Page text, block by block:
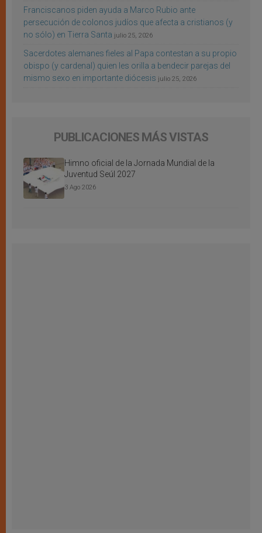
Franciscanos piden ayuda a Marco Rubio ante
persecución de colonos judíos que afecta a cristianos (y
no sólo) en Tierra Santa julio 25, 2026
Sacerdotes alemanes fieles al Papa contestan a su propio
obispo (y cardenal) quien les orilla a bendecir parejas del
mismo sexo en importante diócesis julio 25, 2026
PUBLICACIONES MÁS VISTAS
Himno oficial de la Jornada Mundial de la
Juventud Seúl 2027
3 Ago 2026